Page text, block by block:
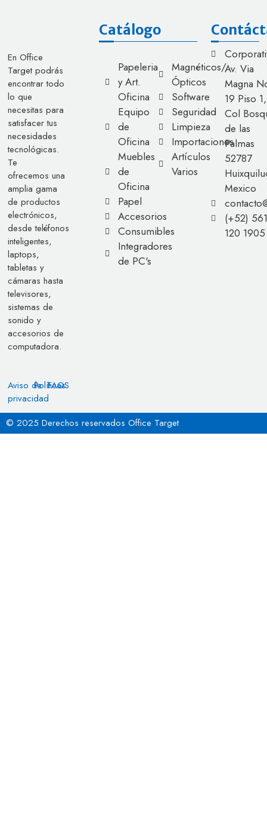
En Office
Target podrás
encontrar todo
lo que
necesitas para
satisfacer tus
necesidades
tecnológicas.
Te
ofrecemos una
amplia gama
de productos
electrónicos,
desde teléfonos
inteligentes,
laptops,
tabletas y
cámaras hasta
televisores,
sistemas de
sonido y
accesorios de
computadora.
Aviso de
privacidad
Políticas
FAQS
Catálogo
Papeleria
y Art.
Oficina
Equipo
de
Oficina
Muebles
de
Oficina
Papel
Accesorios
Consumibles
Integradores
de PC's
Magnéticos/
Ópticos
Software
Seguridad
Limpieza
Importaciones
Artículos
Varios
Av. Via
Magna
19 Piso 1,
Col
de las
Palmas
52787
Mexico
(+52) 561
120 1905
© 2025 Derechos reservados Office Target